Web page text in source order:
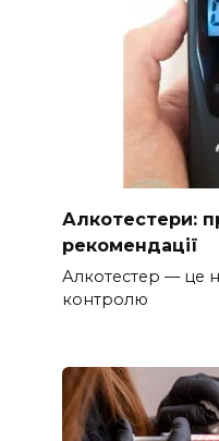
Алкотестери:
рекомендації
Алкотестер — це
контролю